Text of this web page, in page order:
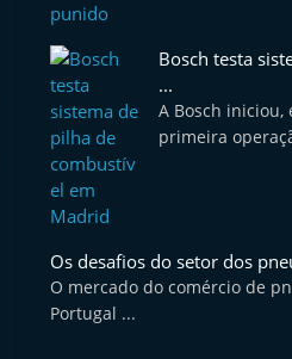
Bosch testa
...
A Bosch iniciou,
primeira
Os desafios do setor dos
O mercado do comércio de
Portugal ...